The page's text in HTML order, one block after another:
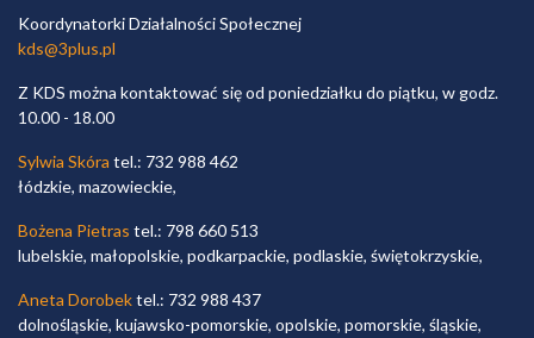
Koordynatorki Działalności Społecznej
kds@3plus.pl
Z KDS można kontaktować się od poniedziałku do piątku, w godz.
10.00 - 18.00
Sylwia Skóra tel.: 732 988 462
łódzkie, mazowieckie,
Bożena Pietras tel.: 798 660 513
lubelskie, małopolskie, podkarpackie, podlaskie, świętokrzyskie,
Aneta Dorobektel.: 732 988 437
dolnośląskie, kujawsko-pomorskie, opolskie, pomorskie, śląskie,